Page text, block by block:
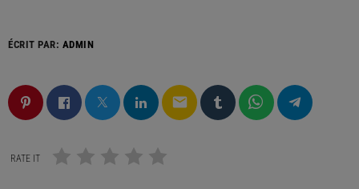
ÉCRIT PAR: ADMIN
email
RATE IT